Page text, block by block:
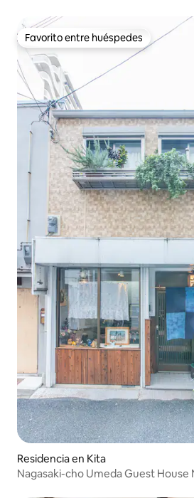
Favorito entre huéspedes
Favorito entre huéspedes
Residencia en Kita
Nagasaki-cho Umeda Guest House